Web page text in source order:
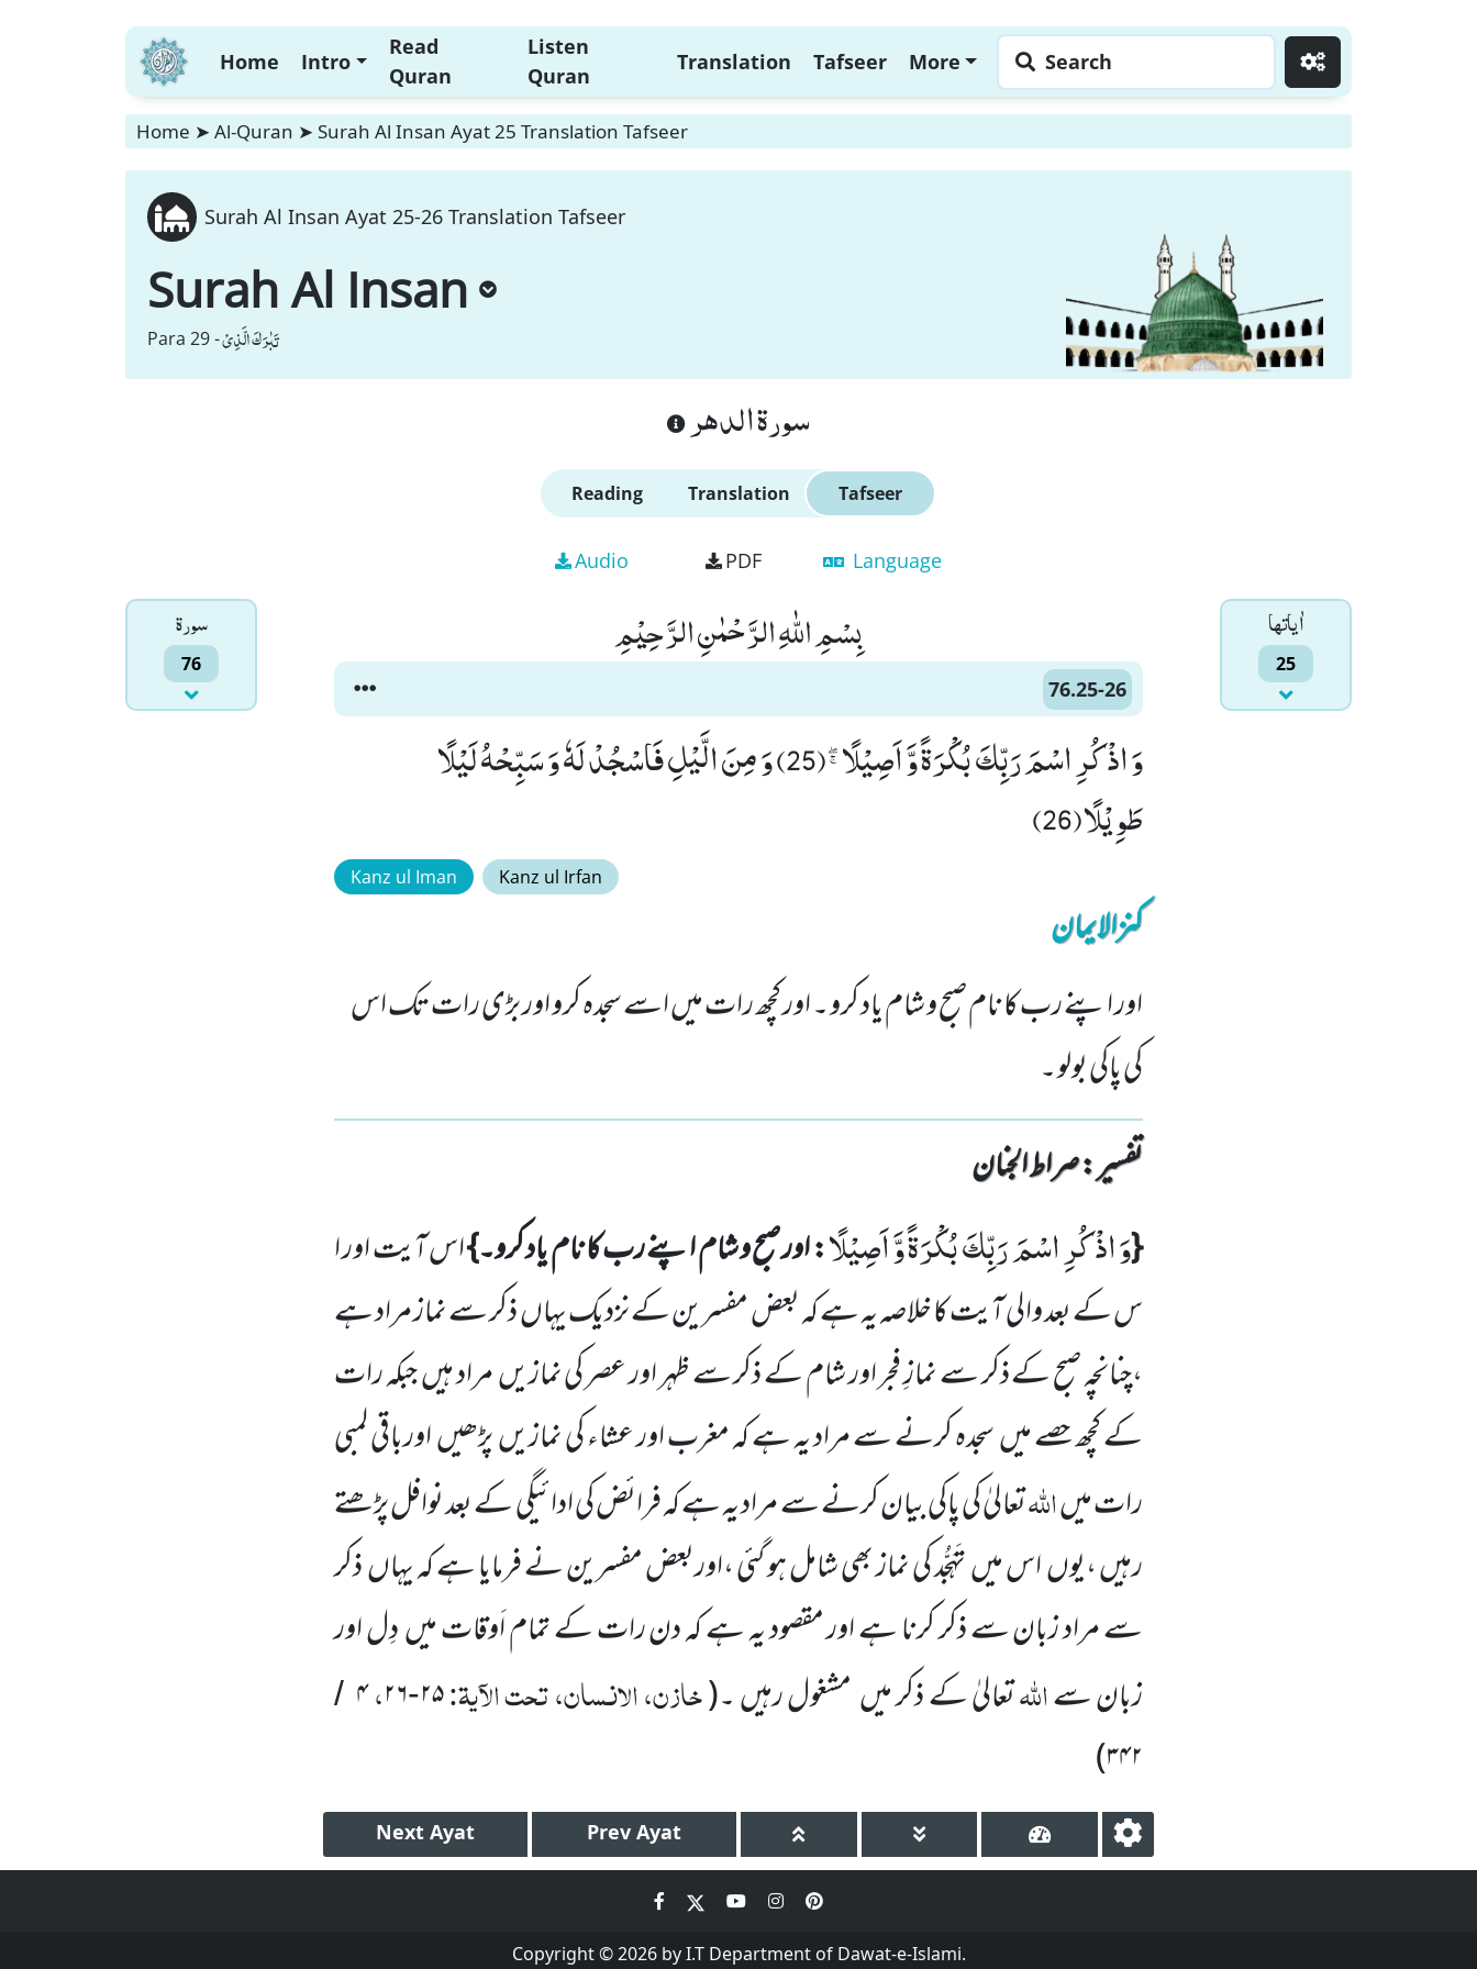
Home Intro
Read
Quran
Listen
Quran
Translation Tafseer More Search
Home ➤ Al-Quran ➤ Surah Al Insan Ayat 25 Translation Tafseer
Surah Al Insan Ayat 25-26 Translation Tafseer
Surah Al Insan
Para 29 -تَبٰرَكَ الَّذِیْ
سورة الدهر
Reading Translation Tafseer
Audio PDF Language
سورۃ
76
اٰياتها
25
بِسْمِ اللّٰهِ الرَّحْمٰنِ الرَّحِیْمِ
76.25-26
وَ اذْكُرِ اسْمَ رَبِّكَ بُكْرَةً وَّ اَصِیْلًاﭕ(25) وَ مِنَ الَّیْلِ فَاسْجُدْ لَهٗ وَ سَبِّحْهُ لَیْلًا
طَوِیْلًا(26)
Kanz ul Iman Kanz ul Irfan
کنزالایمان
اور اپنے رب کا نام صبح و شام یاد کرو ۔ اور کچھ رات میں اسے سجدہ کرو اور بڑی رات تک اس
کی پاکی بولو ۔
تفسیر : ‎صراط الجنان
{وَ اذْكُرِ اسْمَ رَبِّكَ بُكْرَةً وَّ اَصِیْلًا: اور صبح و شام اپنے رب کا نام یاد کرو۔}اس آیت اور ا
س کے بعد والی آیت کا خلاصہ یہ ہے کہ بعض مفسرین کے نزدیک یہاںذکر سے نماز مراد ہے
،چنانچہ صبح کے ذکر سے نمازِ فجر اور شام کے ذکر سے ظہر اور عصر کی نمازیںمراد ہیںجبکہ رات
کے کچھ حصے میںسجدہ کرنے سے مراد یہ ہے کہ مغرب اور عشاء کی نمازیںپڑھیںاورباقی لمبی
رات میںاللّٰہتعالیٰ کی پاکی بیان کرنے سے مراد یہ ہے کہ فرائض کی ادائیگی کے بعد نوافل پڑھتے
رہیں ،یوںاس میںتَہَجُّد کی نماز بھی شامل ہو گئی ،اوربعض مفسرین نے فرمایا ہے کہ یہاںذکر
سے مراد زبان سے ذکر کرنا ہے اور مقصود یہ ہے کہ دن رات کے تمام اَوقات میںدِل اور
زبان سےاللّٰہتعالیٰ کے ذکر میںمشغول رہیں ۔(خازن، الانسان، تحت الآیۃ:۲۵-۲۶،۴ /
۳۴۲)
Next Ayat Prev Ayat
Copyright © 2026 by I.T Department of Dawat-e-Islami.